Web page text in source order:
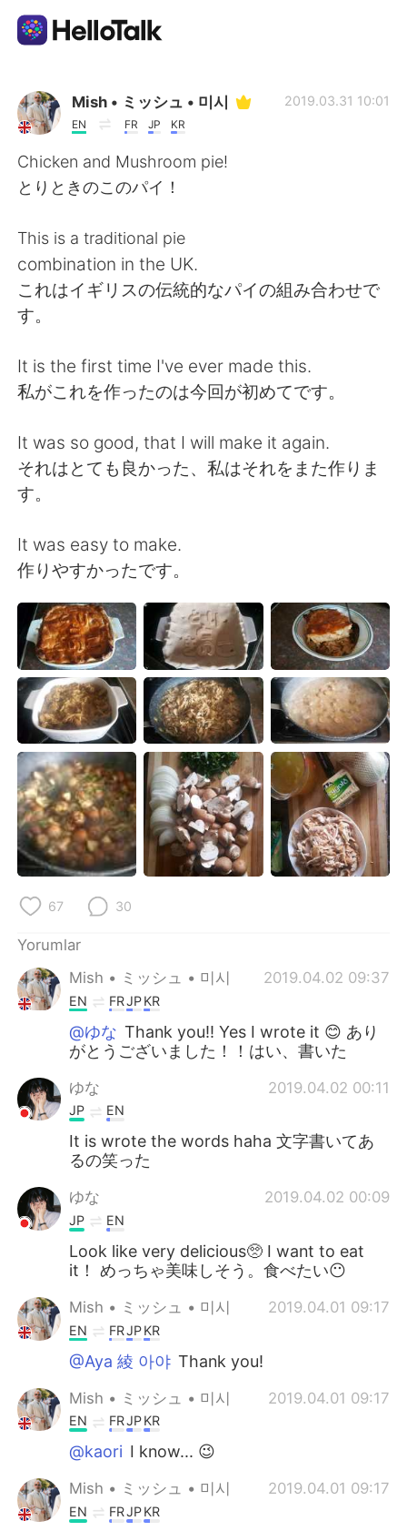
Dil Değişimi Uygulaması
AI Grammar Checker
Türkçe
English 简体中文
العربية Français
한국어 Русский
Italiano Tiếng Việt
Mish • ミッシュ • 미시
EN FR JP KR
2019.03.31 10:01
Chicken and Mushroom pie!
とりときのこのパイ！
This is a traditional pie
combination in the UK.
これはイギリスの伝統的なパイの組み合わせで
す。
It is the first time I've ever made this.
私がこれを作ったのは今回が初めてです。
It was so good, that I will make it again.
それはとても良かった、私はそれをまた作りま
す。
It was easy to make.
作りやすかったです。
67 30
Yorumlar
Mish • ミッシュ • 미시
2019.04.02 09:37
EN FRJPKR
@ゆな Thank you!! Yes I wrote it 😊 あり
がとうございました！！はい、書いた
ゆな 2019.04.02 00:11
JP EN
It is wrote the words haha 文字書いてあ
るの笑った
ゆな 2019.04.02 00:09
JP EN
Look like very delicious🥺 I want to eat
it！ めっちゃ美味しそう。食べたい😶
Mish • ミッシュ • 미시 2019.04.01 09:17
EN FRJPKR
@Aya 綾 아야 Thank you!
Mish • ミッシュ • 미시 2019.04.01 09:17
EN FRJPKR
@kaori I know... 😉
Mish • ミッシュ • 미시 2019.04.01 09:17
EN FRJPKR